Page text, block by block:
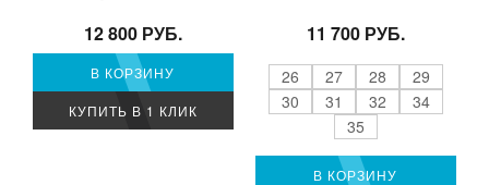
12 800 РУБ.
В КОРЗИНУ
КУПИТЬ В 1 КЛИК
11 700 РУБ.
26 27 28
29
30
31 32
34
35
В КОРЗИНУ